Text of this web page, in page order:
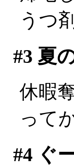
うつ
#3 夏
休暇
って
#4ぐ